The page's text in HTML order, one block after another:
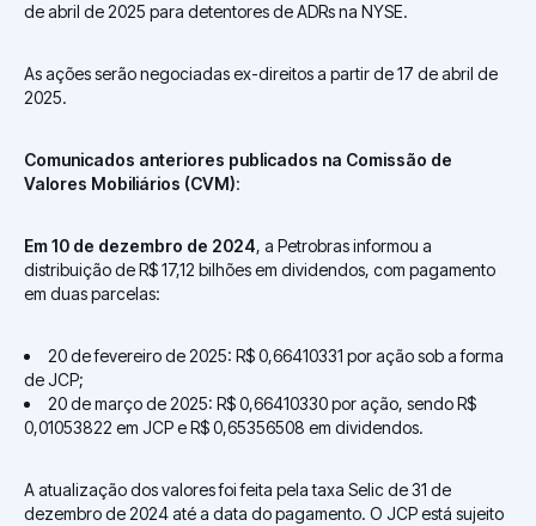
de abril de 2025 para detentores de ADRs na NYSE.
As ações serão negociadas ex-direitos a partir de 17 de abril de
2025.
Comunicados anteriores publicados na Comissão de
Valores Mobiliários (CVM):
Em 10 de dezembro de 2024, a Petrobras informou a
distribuição de R$ 17,12 bilhões em dividendos, com pagamento
em duas parcelas:
20 de fevereiro de 2025: R$ 0,66410331 por ação sob a forma
de JCP;
20 de março de 2025: R$ 0,66410330 por ação, sendo R$
0,01053822 em JCP e R$ 0,65356508 em dividendos.
A atualização dos valores foi feita pela taxa Selic de 31 de
dezembro de 2024 até a data do pagamento. O JCP está sujeito